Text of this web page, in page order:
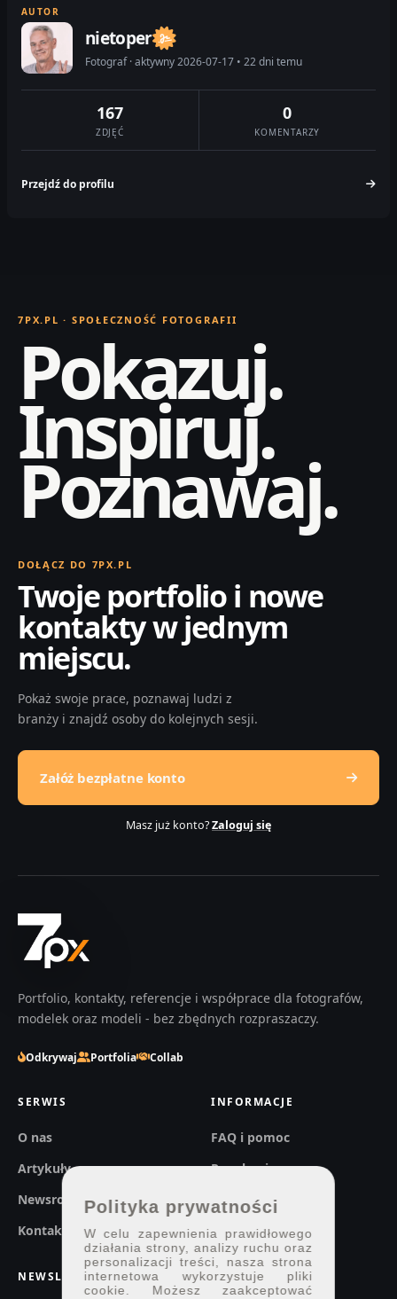
AUTOR
nietoper
Fotograf · aktywny 2026-07-17 • 22 dni temu
167
ZDJĘĆ
0
KOMENTARZY
Przejdź do profilu
7PX.PL · SPOŁECZNOŚĆ FOTOGRAFII
Pokazuj.
Inspiruj.
Poznawaj.
DOŁĄCZ DO 7PX.PL
Twoje portfolio i nowe
kontakty w jednym
miejscu.
Pokaż swoje prace, poznawaj ludzi z
branży i znajdź osoby do kolejnych sesji.
Załóż bezpłatne konto
Masz już konto?Zaloguj się
Portfolio, kontakty, referencje i współprace dla fotografów,
modelek oraz modeli - bez zbędnych rozpraszaczy.
Odkrywaj Portfolia Collab
SERWIS
O nas
Artykuły
Newsroom
Kontakt
INFORMACJE
FAQ i pomoc
Regulaminy
Prywatność
NEWSLETTER
Polityka prywatności
W celu zapewnienia prawidłowego
działania strony, analizy ruchu oraz
personalizacji treści, nasza strona
internetowa wykorzystuje pliki
cookie. Możesz zaakceptować